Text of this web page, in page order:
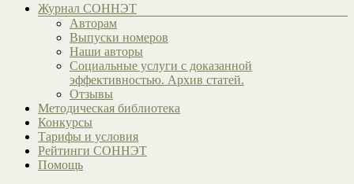
Журнал СОННЭТ
Авторам
Выпуски номеров
Наши авторы
Социальные услуги с доказанной
эффективностью. Архив статей.
Отзывы
Методическая библиотека
Конкурсы
Тарифы и условия
Рейтинги СОННЭТ
Помощь